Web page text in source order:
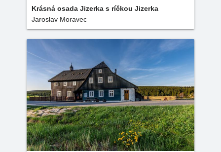
Krásná osada Jizerka s ríčkou Jizerka
Jaroslav Moravec